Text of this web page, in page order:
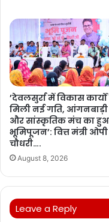
’देवलसुर्रा में विकास
मिली नई गति,
और सांस्कृतिक मंच का
भूमिपूजन’: वित्त मंत्री ओपी
चौधरी….
August 8, 2026
Leave a Reply